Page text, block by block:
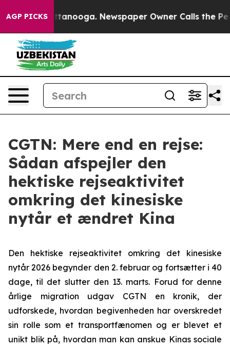
AGP PICKS
in Chattanooga. Newspaper Owner Calls the
CGTN: Mere end en rejse:
Sådan afspejler den
hektiske rejseaktivitet
omkring det kinesiske
nytår et ændret Kina
Den hektiske rejseaktivitet omkring det kinesiske
nytår 2026 begynder den 2. februar og fortsætter i 40
dage, til det slutter den 13. marts. Forud for denne
årlige migration udgav CGTN en kronik, der
udforskede, hvordan begivenheden har overskredet
sin rolle som et transportfænomen og er blevet et
unikt blik på, hvordan man kan anskue Kinas sociale